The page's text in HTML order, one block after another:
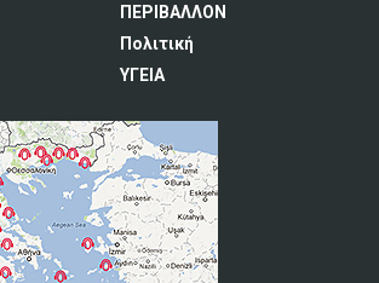
ΠΕΡΙΒΑΛΛΟΝ
Πολιτική
ΥΓΕΙΑ